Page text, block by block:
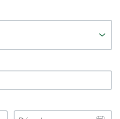
Départ